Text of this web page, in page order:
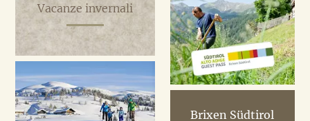
Vacanze invernali
Brixen Südtirol